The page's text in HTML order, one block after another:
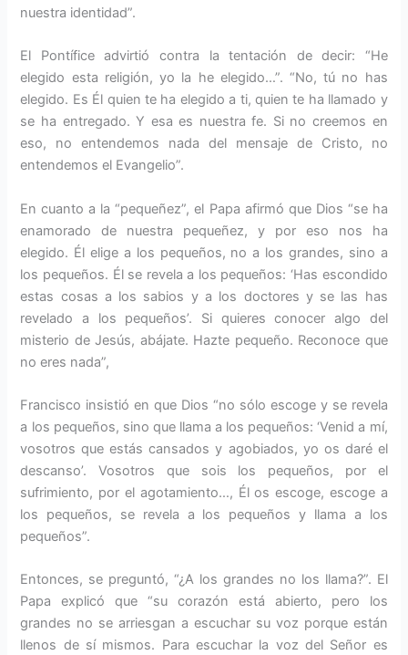
nuestra identidad”.
El Pontífice advirtió contra la tentación de decir: “He
elegido esta religión, yo la he elegido…”. “No, tú no has
elegido. Es Él quien te ha elegido a ti, quien te ha llamado y
se ha entregado. Y esa es nuestra fe. Si no creemos en
eso, no entendemos nada del mensaje de Cristo, no
entendemos el Evangelio”.
En cuanto a la “pequeñez”, el Papa afirmó que Dios “se ha
enamorado de nuestra pequeñez, y por eso nos ha
elegido. Él elige a los pequeños, no a los grandes, sino a
los pequeños. Él se revela a los pequeños: ‘Has escondido
estas cosas a los sabios y a los doctores y se las has
revelado a los pequeños’. Si quieres conocer algo del
misterio de Jesús, abájate. Hazte pequeño. Reconoce que
no eres nada”,
Francisco insistió en que Dios “no sólo escoge y se revela
a los pequeños, sino que llama a los pequeños: ‘Venid a mí,
vosotros que estás cansados y agobiados, yo os daré el
descanso’. Vosotros que sois los pequeños, por el
sufrimiento, por el agotamiento…, Él os escoge, escoge a
los pequeños, se revela a los pequeños y llama a los
pequeños”.
Entonces, se preguntó, “¿A los grandes no los llama?”. El
Papa explicó que “su corazón está abierto, pero los
grandes no se arriesgan a escuchar su voz porque están
llenos de sí mismos. Para escuchar la voz del Señor es